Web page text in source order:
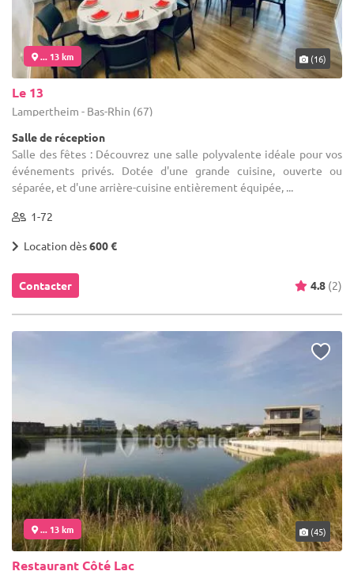
... 13 km (16)
Le 13
Lampertheim - Bas-Rhin (67)
Salle de réception
Salle des fêtes : Découvrez une salle polyvalente idéale pour vos
événements privés. Dotée d'une grande cuisine, ouverte ou
séparée, et d'une arrière-cuisine entièrement équipée, ...
1-72
Location dès600 €
Contacter 4.8 (2)
... 13 km (45)
Restaurant Côté Lac